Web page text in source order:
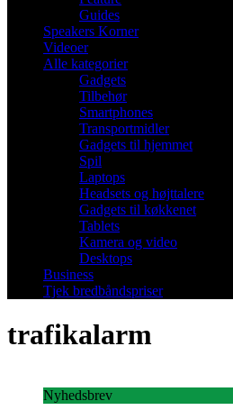
Guides
Speakers Korner
Videoer
Alle kategorier
Gadgets
Tilbehør
Smartphones
Transportmidler
Gadgets til hjemmet
Spil
Laptops
Headsets og højttalere
Gadgets til køkkenet
Tablets
Kamera og video
Desktops
Business
Tjek bredbåndspriser
trafikalarm
Nyhedsbrev